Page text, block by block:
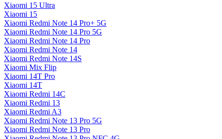
Xiaomi 15 Ultra
Xiaomi 15
Xiaomi Redmi Note 14 Pro+ 5G
Xiaomi Redmi Note 14 Pro 5G
Xiaomi Redmi Note 14 Pro
Xiaomi Redmi Note 14
Xiaomi Redmi Note 14S
Xiaomi Mix Flip
Xiaomi 14T Pro
Xiaomi 14T
Xiaomi Redmi 14C
Xiaomi Redmi 13
Xiaomi Redmi A3
Xiaomi Redmi Note 13 Pro 5G
Xiaomi Redmi Note 13 Pro